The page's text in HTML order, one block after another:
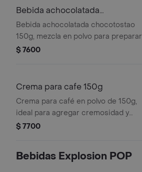
Bebida achocolatada
chocotostao 150g
Bebida achocolatada chocotostao
150g, mezcla en polvo para preparar
una deliciosa bebida achocolatada
choco tostao.
$ 7600
Crema para cafe 150g
Crema para café en polvo de 150g,
ideal para agregar cremosidad y
suavizar el sabor de tu café.
$ 7700
Bebidas Explosion POP